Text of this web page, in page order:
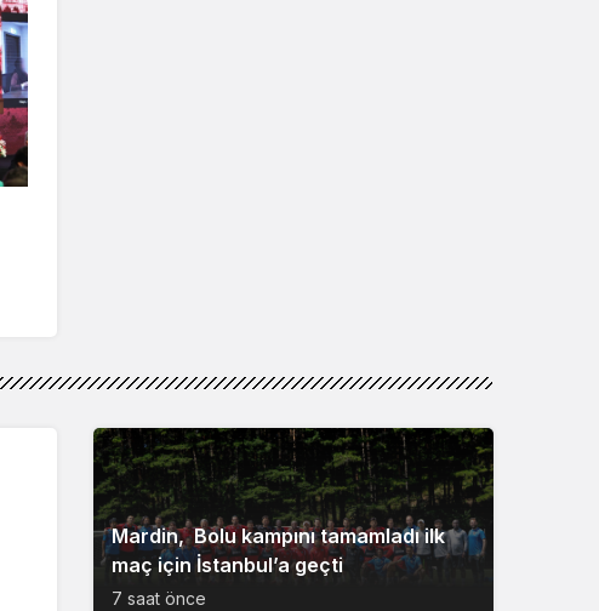
Mardin, Bolu kampını tamamladı ilk
maç için İstanbul’a geçti
7 saat önce